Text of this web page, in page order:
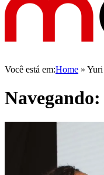
Você está em:Home » Yuri
Navegando: